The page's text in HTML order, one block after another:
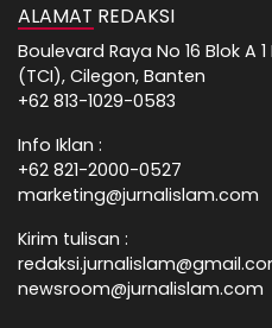
ALAMAT REDAKSI
Boulevard Raya No 16 Blok A
(TCI), Cilegon, Banten
+62 813-1029-0583
Info Iklan :
+62 821-2000-0527
marketing@jurnalislam.com
Kirim tulisan :
newsroom@jurnalislam.com